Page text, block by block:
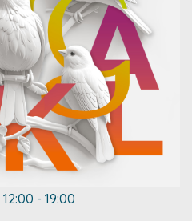
12:00 - 19:00